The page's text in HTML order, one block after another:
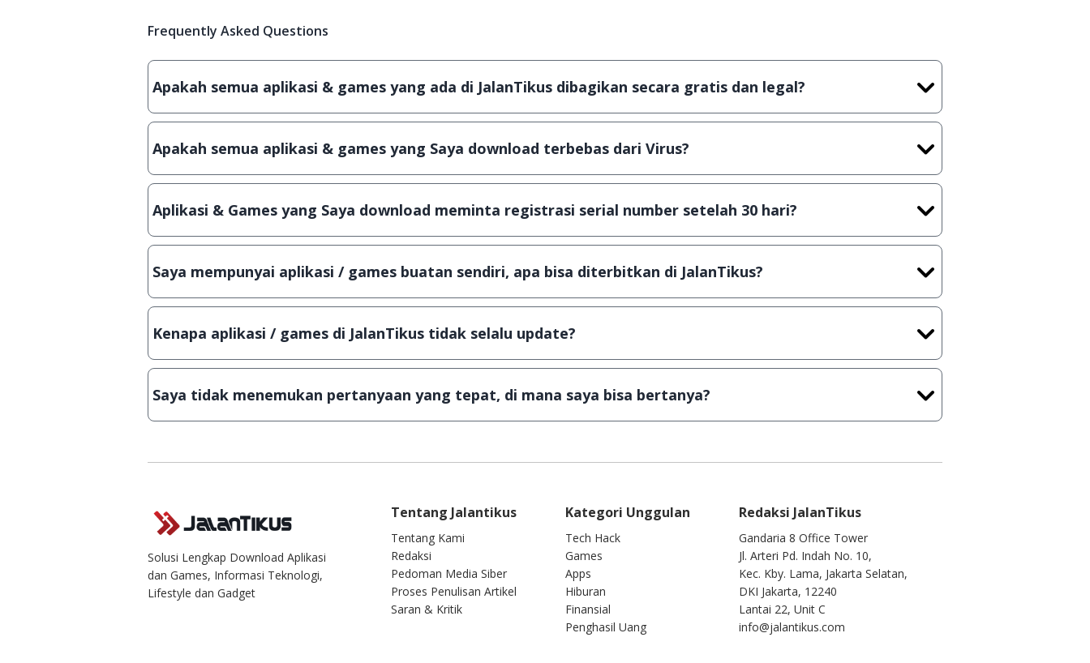
Frequently Asked Questions
Apakah semua aplikasi & games yang ada di JalanTikus dibagikan secara gratis dan legal?
Ya, JalanTikus hanya membagikan aplikasi & games yang gratis (Freeware) dan legal, dalam artian tidak (bajakan) hasil crack,
Apakah semua aplikasi & games yang Saya download terbebas dari Virus?
Ya, JalanTikus selalu melakukan scanning dengan 3 jenis Antivirus (Kaspersky, AVG & Avast) sebelum menerbitkan suatu
Aplikasi & Games yang Saya download meminta registrasi serial number setelah 30 hari?
Meskipun dibagikan secara gratis, namun ada beberapa aplikasi & games yang dibagikan secara Shareware, dalam arti hanya
Saya mempunyai aplikasi / games buatan sendiri, apa bisa diterbitkan di JalanTikus?
Tentu saja bisa. Silahkan kirim email keinfo@jalantikus.comdengan menyertakan Nama Aplikasi/Games, Deskripsi serta
Kenapa aplikasi / games di JalanTikus tidak selalu update?
Demi menjaga kualitas aplikasi dan games yang ada di JalanTikus, hingga saat ini kita masih melakukan upload-download
Saya tidak menemukan pertanyaan yang tepat, di mana saya bisa bertanya?
Kami dengan senang hati menjawab setiap pertanyaan yang masuk. Kirim pertanyaan kamu keinfo@jalantikus.com
Solusi Lengkap Download Aplikasi
dan Games, Informasi Teknologi,
Lifestyle dan Gadget
Redaksi JalanTikus
Gandaria 8 Office Tower
Jl. Arteri Pd. Indah No. 10,
Kec. Kby. Lama, Jakarta Selatan,
DKI Jakarta, 12240
Lantai 22, Unit C
info@jalantikus.com
Tentang Jalantikus
Tentang Kami
Redaksi
Pedoman Media Siber
Proses Penulisan Artikel
Saran & Kritik
Kategori Unggulan
Tech Hack
Games
Apps
Hiburan
Finansial
Penghasil Uang